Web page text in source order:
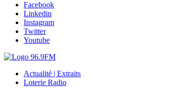
Facebook
Linkedin
Instagram
Twitter
Youtube
Actualité | Extraits
Loterie Radio